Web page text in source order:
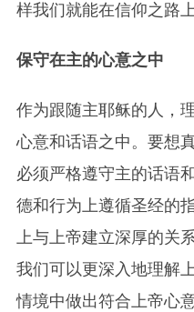
样我们就能在信仰之路
保守在主的心意之中
作为跟随主耶稣的人，
心意和话语之中。要想
必须严格遵守主的话语
德和行为上遵循圣经的
上与上帝建立深厚的关
我们可以更深入地理解
情境中做出符合上帝心